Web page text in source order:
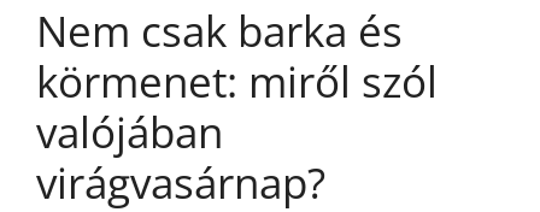
Nem csak barka és
körmenet: miről szól
valójában
virágvasárnap?